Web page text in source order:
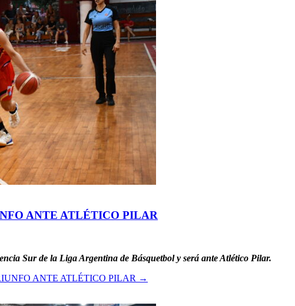
ANTE ATLÉTICO PILAR
Sur de la Liga Argentina de Básquetbol y será ante Atlético Pilar.
ANTE ATLÉTICO PILAR →